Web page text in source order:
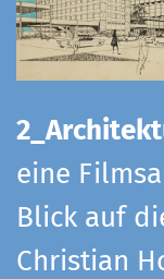
eine
Blick auf
Christian